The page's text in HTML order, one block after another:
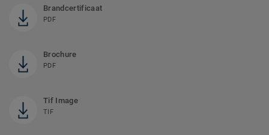
Brandcertificaat
PDF
Brochure
PDF
Tif Image
TIF